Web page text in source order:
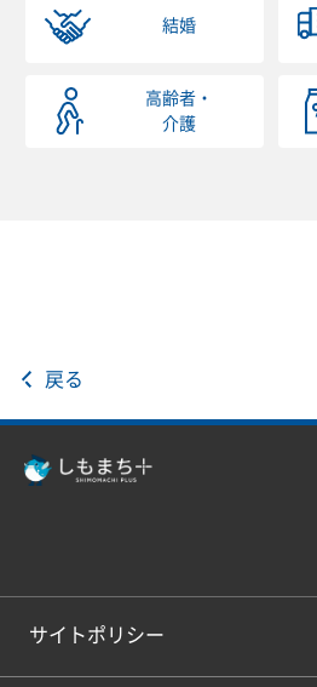
結婚
高齢者・
介護
戻る
サイトポリシー